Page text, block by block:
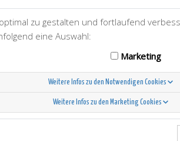
115
Scandinavian
zu gestalten und fortlaufend
eine Auswahl:
Marketing
Weitere Infos zu den Notwendigen Cookies
Weitere Infos zu den Marketing Cookies